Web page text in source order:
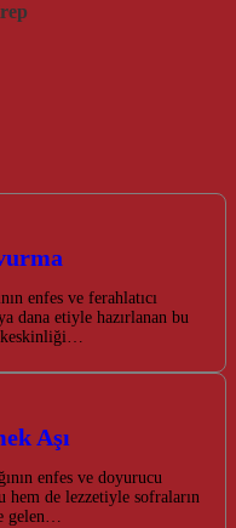
enfes ve ferahlatıcı
dana etiyle hazırlanan bu
keskinliği…
Aşı
enfes ve doyurucu
de lezzetiyle sofraların
gelen…